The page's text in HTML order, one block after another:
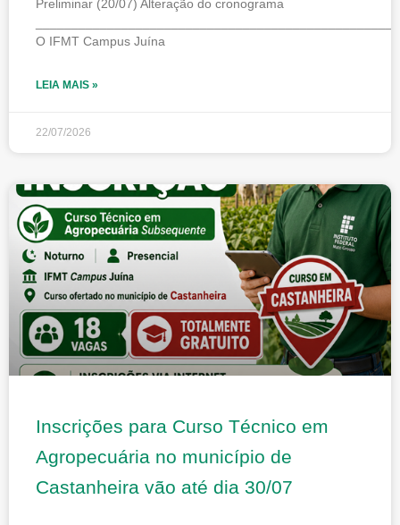
Preliminar (20/07) Alteração do cronograma
O IFMT Campus Juína
LEIA MAIS »
22/07/2026
Inscrições para Curso Técnico em
Agropecuária no município de
Castanheira vão até dia 30/07